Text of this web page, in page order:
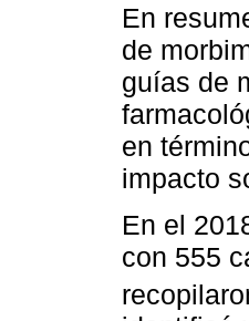
En
de
guías de
en
impacto
En el
con 555